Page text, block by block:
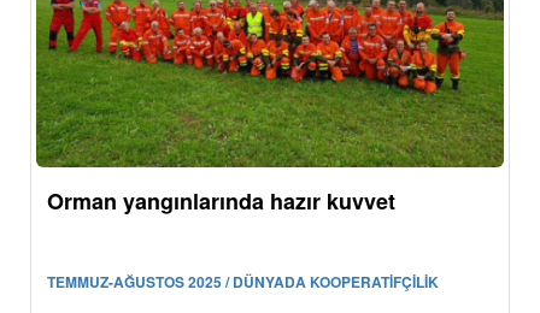
Orman yangınlarında hazır kuvvet
TEMMUZ-AĞUSTOS 2025 / DÜNYADA KOOPERATİFÇİLİK